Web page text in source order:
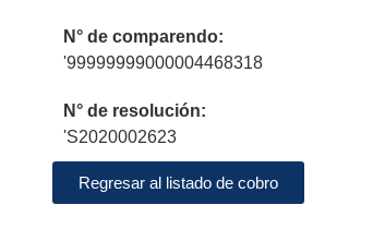
N° de comparendo:
'99999999000004468318
N° de resolución:
'S2020002623
Regresar al listado de cobro